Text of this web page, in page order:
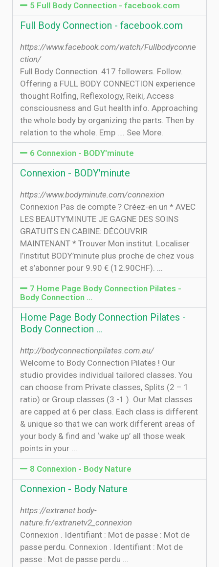
5 Full Body Connection - facebook.com
Full Body Connection - facebook.com
https://www.facebook.com/watch/Fullbodyconne
ction/
Full Body Connection. 417 followers. Follow.
Offering a FULL BODY CONNECTION experience
thought Rolfing, Reflexology, Reiki, Access
consciousness and Gut health info. Approaching
the whole body by organizing the parts. Then by
relation to the whole. Emp …. See More.
6 Connexion - BODY'minute
Connexion - BODY'minute
https://www.bodyminute.com/connexion
Connexion Pas de compte ? Créez-en un * AVEC
LES BEAUTY’MINUTE JE GAGNE DES SOINS
GRATUITS EN CABINE: DÉCOUVRIR
MAINTENANT * Trouver Mon institut. Localiser
l’institut BODY’minute plus proche de chez vous
et s’abonner pour 9.90 € (12.90CHF). ...
7 Home Page Body Connection Pilates -
Body Connection …
Home Page Body Connection Pilates -
Body Connection …
http://bodyconnectionpilates.com.au/
Welcome to Body Connection Pilates ! Our
studio provides individual tailored classes. You
can choose from Private classes, Splits (2 – 1
ratio) or Group classes (3 -1 ). Our Mat classes
are capped at 6 per class. Each class is different
& unique so that we can work different areas of
your body & find and ‘wake up’ all those weak
points in your ...
8 Connexion - Body Nature
Connexion - Body Nature
https://extranet.body-
nature.fr/extranetv2_connexion
Connexion . Identifiant : Mot de passe : Mot de
passe perdu. Connexion . Identifiant : Mot de
passe : Mot de passe perdu ...